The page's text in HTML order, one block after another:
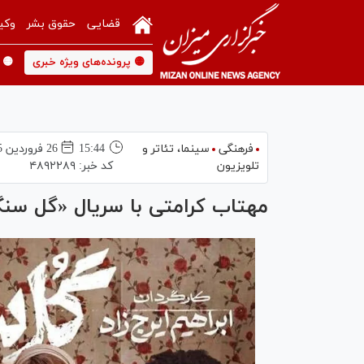
قضایی حقوق بشر
🟡 پرونده‌های ویژه خبری
فرهنگی
سینما،‌ تئاتر و
تلویزیون
15:44
26 فروردين 1405
کد خبر:۴۸۹۲۲۸۹
مهتاب کرامتی با سریال «گل